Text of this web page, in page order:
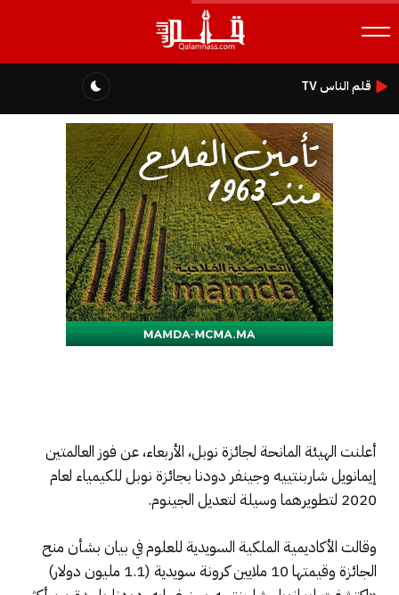
قلم الناس TV
أعلنت الهيئة المانحة لجائزة نوبل، الأربعاء، عن فوز العالمتين
إيمانويل شاربنتييه وجينفر دودنا بجائزة نوبل للكيمياء لعام
2020 لتطويرهما وسيلة لتعديل الجينوم.
وقالت الأكاديمية الملكية السويدية للعلوم في بيان بشأن منح
الجائزة وقيمتها 10 ملايين كرونة سويدية (1.1 مليون دولار)